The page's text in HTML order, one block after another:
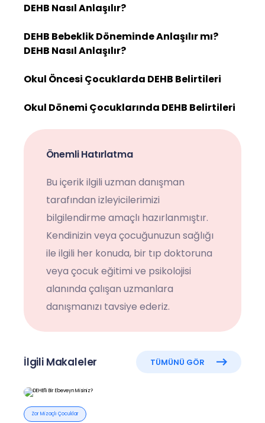
DEHB Nasıl Anlaşılır?
DEHB Bebeklik Döneminde Anlaşılır mı?
DEHB Nasıl Anlaşılır?
Okul Öncesi Çocuklarda DEHB Belirtileri
Okul Dönemi Çocuklarında DEHB Belirtileri
Önemli Hatırlatma
Bu içerik ilgili uzman danışman
tarafından izleyicilerimizi
bilgilendirme amaçlı hazırlanmıştır.
Kendinizin veya çocuğunuzun sağlığı
ile ilgili her konuda, bir tıp doktoruna
veya çocuk eğitimi ve psikolojisi
alanında çalışan uzmanlara
danışmanızı tavsiye ederiz.
İlgili Makaleler TÜMÜNÜ GÖR
Zor Mizaçlı Çocuklar